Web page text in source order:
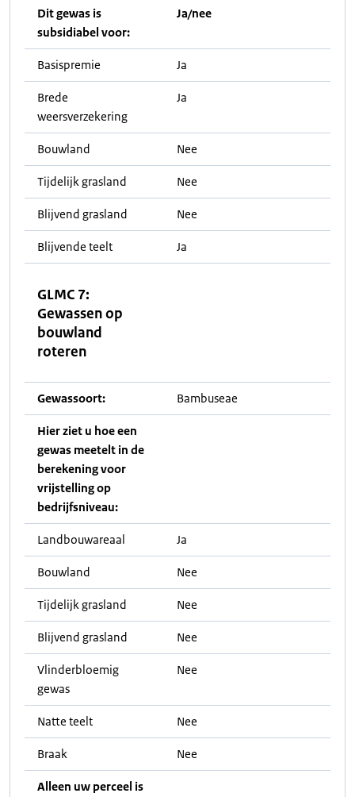
Dit gewas is
subsidiabel voor:
Ja/nee
Basispremie Ja
Brede
weersverzekering
Ja
Bouwland Nee
Tijdelijk grasland Nee
Blijvend grasland Nee
Blijvende teelt Ja
GLMC 7:
Gewassen op
bouwland
roteren
Gewassoort: Bambuseae
Hier ziet u hoe een
gewas meetelt in de
berekening voor
vrijstelling op
bedrijfsniveau:
Landbouwareaal Ja
Bouwland Nee
Tijdelijk grasland Nee
Blijvend grasland Nee
Vlinderbloemig
gewas
Nee
Natte teelt Nee
Braak Nee
Alleen uw perceel is